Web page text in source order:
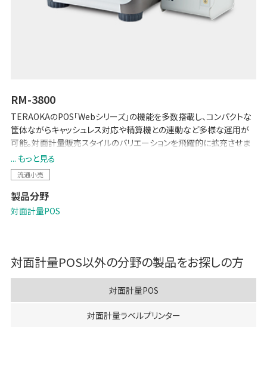
RM-3800
TERAOKAのPOS「Webシリーズ」の機能を多数搭載し、コンパクトな
筐体ながらキャッシュレス対応や精算機との連動など多様な運用が
可能。対面計量販売スタイルのバリエーションを飛躍的に拡充させま
す。
クラウドサービス「netDoA」や顧客サーバーとの上位接続も容易にな
り、店頭販売と本部オペレーションの両面で効率化を実現します。
... もっと見る
流通小売
製品分野
対面計量POS
対面計量POS以外の分野の製品をお探しの方
対面計量POS
対面計量ラベルプリンター